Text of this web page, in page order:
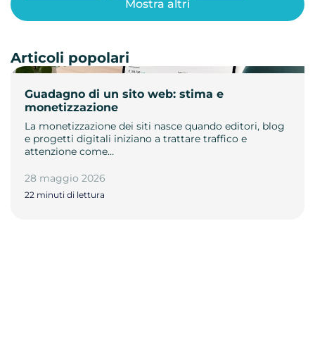
Guadagno di un sito web: stima e
monetizzazione
La monetizzazione dei siti nasce quando editori, blog
e progetti digitali iniziano a trattare traffico e
attenzione come…
28 maggio 2026
22 minuti di lettura
Mostra altri
Articoli popolari